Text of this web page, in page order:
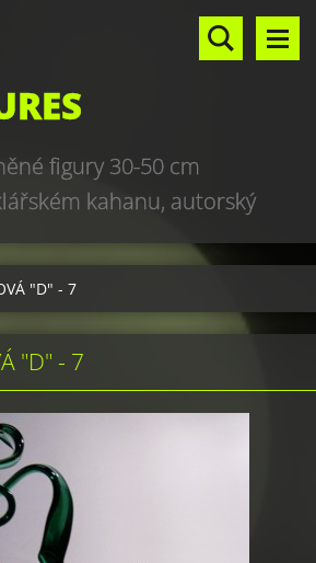
figury 30-50 cm
kahanu, autorský
art glass sculptures,
"D" - 7
"D" - 7